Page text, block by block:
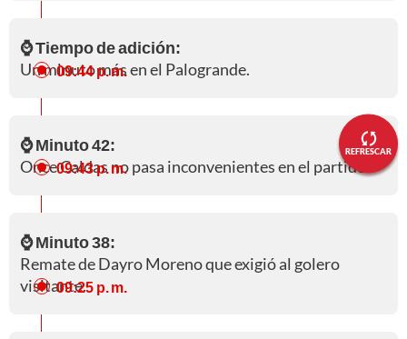
REFRESCAR
⌚ Tiempo de adición:
Un minuto más en el Palogrande.
09:44 p. m.
⌚ Minuto 42:
Once Caldas no pasa inconvenientes en el partido.
09:43 p. m.
⌚ Minuto 38:
Remate de Dayro Moreno que exigió al golero
visitante.09:25 p. m.